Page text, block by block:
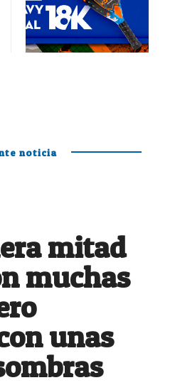
noticia
mitad
muchas
unas